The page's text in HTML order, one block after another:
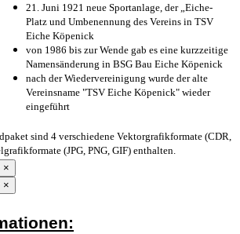
21. Juni 1921 neue Sportanlage, der „Eiche-
Platz und Umbenennung des Vereins in TSV
Eiche Köpenick
von 1986 bis zur Wende gab es eine kurzzeitige
Namensänderung in BSG Bau Eiche Köpenick
nach der Wiedervereinigung wurde der alte
Vereinsname "TSV Eiche Köpenick" wieder
eingeführt
sind 4 verschiedene Vektorgrafikformate (CDR,
(JPG, PNG, GIF) enthalten.
×
×